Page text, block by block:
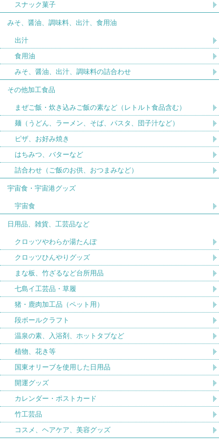
スナック菓子
みそ、醤油、調味料、出汁、食用油
出汁
食用油
みそ、醤油、出汁、調味料の詰合わせ
その他加工食品
まぜご飯・炊き込みご飯の素など（レトルト食品含む）
麺（うどん、ラーメン、そば、パスタ、団子汁など）
ピザ、お好み焼き
はちみつ、バターなど
詰合わせ（ご飯のお供、おつまみなど）
宇宙食・宇宙港グッズ
宇宙食
日用品、雑貨、工芸品など
クロッツやわらか湯たんぽ
クロッツひんやりグッズ
まな板、竹ざるなど台所用品
七島イ工芸品・草履
猪・鹿肉加工品（ペット用）
段ボールクラフト
温泉の素、入浴剤、ホットタブなど
植物、花き等
国東オリーブを使用した日用品
開運グッズ
カレンダー・ポストカード
竹工芸品
コスメ、ヘアケア、美容グッズ